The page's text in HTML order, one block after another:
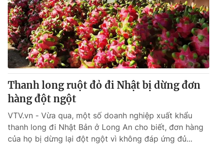
Thanh long ruột đỏ đi Nhật bị dừng đơn
hàng đột ngột
VTV.vn - Vừa qua, một số doanh nghiệp xuất khẩu
thanh long đi Nhật Bản ở Long An cho biết, đơn hàng
của họ bị dừng lại đột ngột vì không đáp ứng đủ...